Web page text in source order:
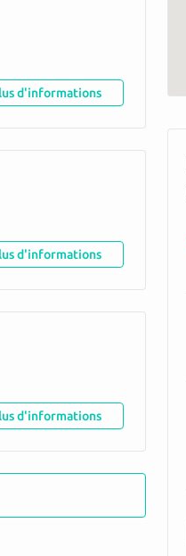
d'informations
d'informations
d'informations